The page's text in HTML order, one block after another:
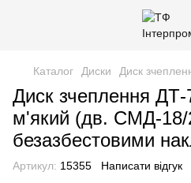
Каталог Диски Диск
Диск зчеплення
м'який (дв. СМД-18/
безазбестовими
Артикул: 15355 Написати відгук